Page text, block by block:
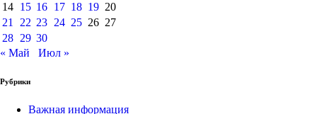
14 15 16 17 18 19 20
21
22 23 24 25 26 27
28 29 30
« Май
Июл »
Рубрики
Важная информация